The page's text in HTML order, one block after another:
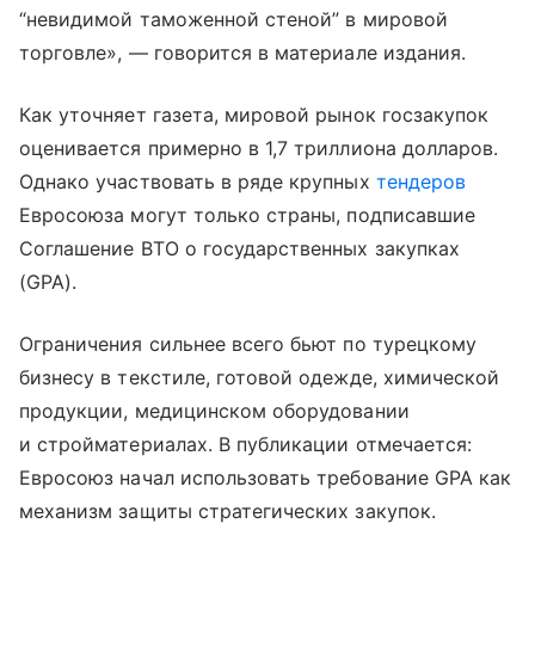
“невидимой таможенной стеной” в мировой
торговле», — говорится в материале издания.
Как уточняет газета, мировой рынок госзакупок
оценивается примерно в 1,7 триллиона долларов.
Однако участвовать в ряде крупных тендеров
Евросоюза могут только страны, подписавшие
Соглашение ВТО о государственных закупках
(GPA).
Ограничения сильнее всего бьют по турецкому
бизнесу в текстиле, готовой одежде, химической
продукции, медицинском оборудовании
и стройматериалах. В публикации отмечается:
Евросоюз начал использовать требование GPA как
механизм защиты стратегических закупок.